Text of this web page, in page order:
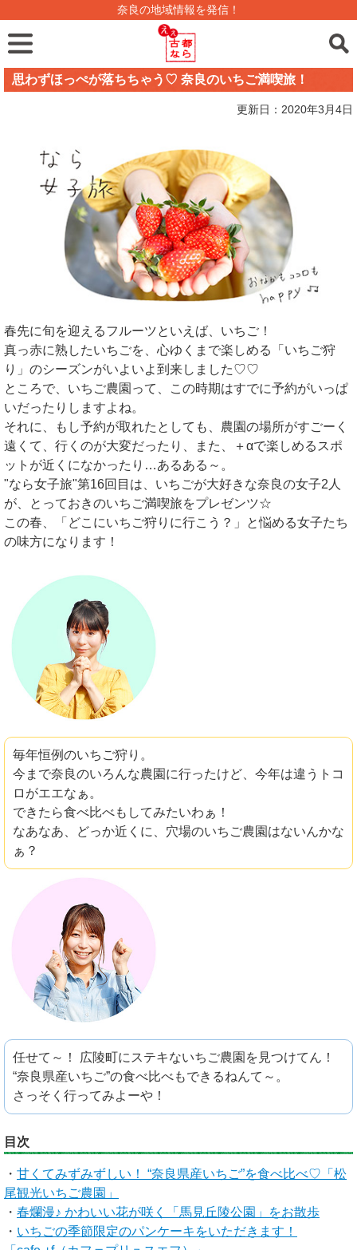
奈良の地域情報を発信！
思わずほっぺが落ちちゃう♡ 奈良のいちご満喫旅！
更新日：2020年3月4日
春先に旬を迎えるフルーツといえば、いちご！
真っ赤に熟したいちごを、心ゆくまで楽しめる「いちご狩
り」のシーズンがいよいよ到来しました♡♡
ところで、いちご農園って、この時期はすでに予約がいっぱ
いだったりしますよね。
それに、もし予約が取れたとしても、農園の場所がすごーく
遠くて、行くのが大変だったり、また、＋αで楽しめるスポ
ットが近くになかったり…あるある～。
"なら女子旅"第16回目は、いちごが大好きな奈良の女子2人
が、とっておきのいちご満喫旅をプレゼンツ☆
この春、「どこにいちご狩りに行こう？」と悩める女子たち
の味方になります！
毎年恒例のいちご狩り。
今まで奈良のいろんな農園に行ったけど、今年は違うトコ
ロがエエなぁ。
できたら食べ比べもしてみたいわぁ！
なあなあ、どっか近くに、穴場のいちご農園はないんかな
ぁ？
任せて～！ 広陵町にステキないちご農園を見つけてん！
“奈良県産いちご”の食べ比べもできるねんて～。
さっそく行ってみよーや！
目次
・ 甘くてみずみずしい！ “奈良県産いちご”を食べ比べ♡「松
尾観光いちご農園」
・ 春爛漫♪ かわいい花が咲く「馬見丘陵公園」をお散歩
・ いちごの季節限定のパンケーキをいただきます！